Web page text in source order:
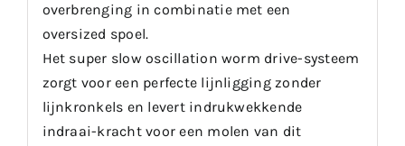
overbrenging in combinatie met een
oversized spoel.
Het super slow oscillation worm drive-systeem
zorgt voor een perfecte lijnligging zonder
lijnkronkels en levert indrukwekkende
indraai-kracht voor een molen van dit